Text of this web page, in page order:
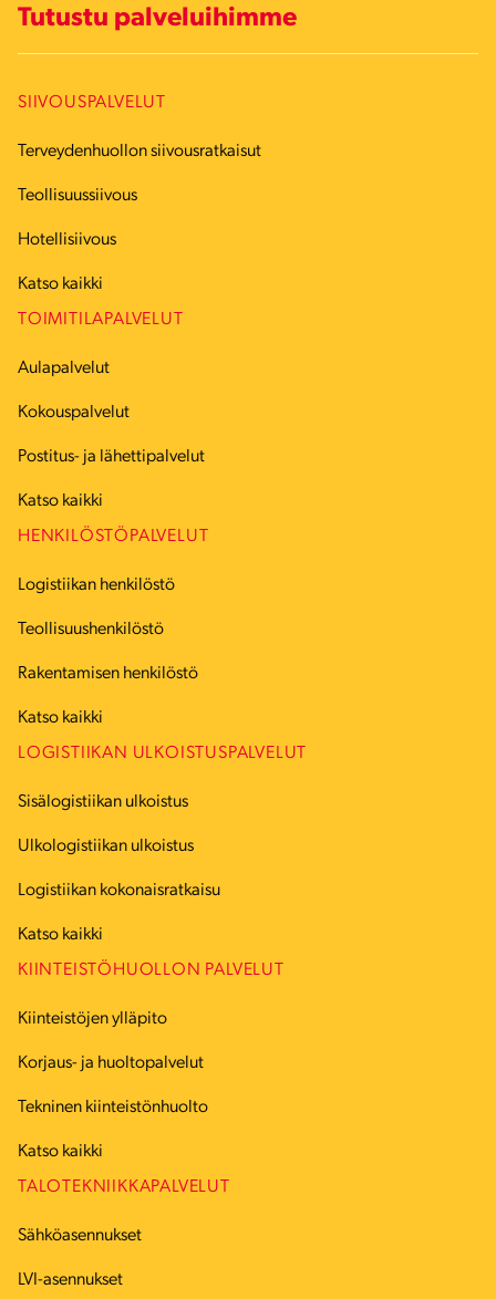
Tutustu palveluihimme
SIIVOUSPALVELUT
Terveydenhuollon siivousratkaisut
Teollisuussiivous
Hotellisiivous
Katso kaikki
TOIMITILAPALVELUT
Aulapalvelut
Kokouspalvelut
Postitus- ja lähettipalvelut
Katso kaikki
HENKILÖSTÖPALVELUT
Logistiikan henkilöstö
Teollisuushenkilöstö
Rakentamisen henkilöstö
Katso kaikki
LOGISTIIKAN ULKOISTUSPALVELUT
Sisälogistiikan ulkoistus
Ulkologistiikan ulkoistus
Logistiikan kokonaisratkaisu
Katso kaikki
KIINTEISTÖHUOLLON PALVELUT
Kiinteistöjen ylläpito
Korjaus- ja huoltopalvelut
Tekninen kiinteistönhuolto
Katso kaikki
TALOTEKNIIKKAPALVELUT
Sähköasennukset
LVI-asennukset